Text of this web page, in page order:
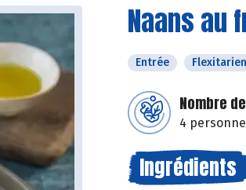
Naans au
Entrée Flexitarien
Nombre
4
Ingrédients